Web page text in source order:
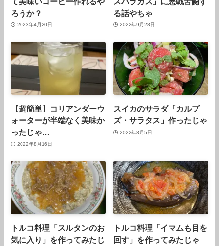
ろうか？
2023年4月20日
る話やちゃ
2022年9月28日
【超簡単】コリアンダーウ
ォーターが半端なく美味か
ったじゃ…
2022年8月16日
スイカのサラダ「カルプ
ズ・サラタス」作ったじゃ
2022年8月5日
トルコ料理「スルタンのお
気に入り」を作ってみたじ
トルコ料理「イマムも目を
回す」を作ってみたじゃ